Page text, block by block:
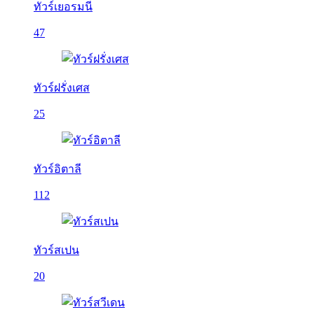
ทัวร์เยอรมนี
47
ทัวร์ฝรั่งเศส
25
ทัวร์อิตาลี
112
ทัวร์สเปน
20